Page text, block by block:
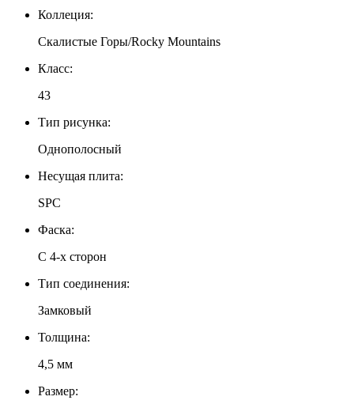
Коллеция:
Скалистые Горы/Rocky Mountains
Класс:
43
Тип рисунка:
Однополосный
Несущая плита:
SPC
Фаска:
С 4-х сторон
Тип соединения:
Замковый
Толщина:
4,5 мм
Размер: